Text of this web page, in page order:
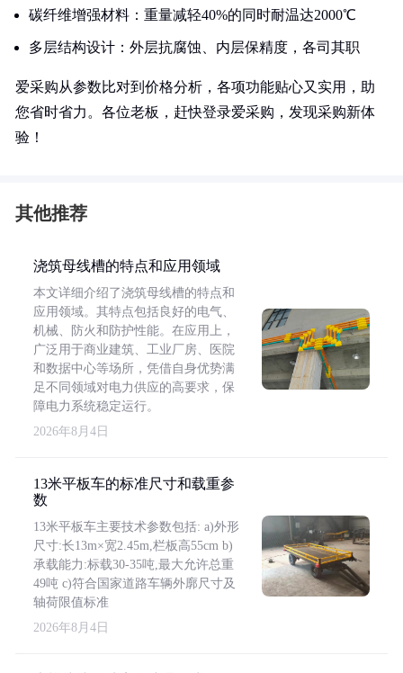
碳纤维增强材料：重量减轻40%的同时耐温达2000℃
多层结构设计：外层抗腐蚀、内层保精度，各司其职
爱采购从参数比对到价格分析，各项功能贴心又实用，助
您省时省力。各位老板，赶快登录爱采购，发现采购新体
验！
其他推荐
浇筑母线槽的特点和应用领域
本文详细介绍了浇筑母线槽的特点和
应用领域。其特点包括良好的电气、
机械、防火和防护性能。在应用上，
广泛用于商业建筑、工业厂房、医院
和数据中心等场所，凭借自身优势满
足不同领域对电力供应的高要求，保
障电力系统稳定运行。
2026年8月4日
13米平板车的标准尺寸和载重参
数
13米平板车主要技术参数包括: a)外形
尺寸:长13m×宽2.45m,栏板高55cm b)
承载能力:标载30-35吨,最大允许总重
49吨 c)符合国家道路车辆外廓尺寸及
轴荷限值标准
2026年8月4日